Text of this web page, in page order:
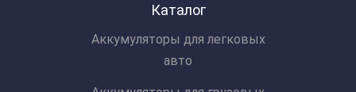
Каталог
Аккумуляторы для легковых
авто